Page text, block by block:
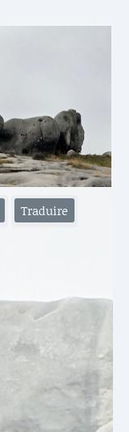
Traduire